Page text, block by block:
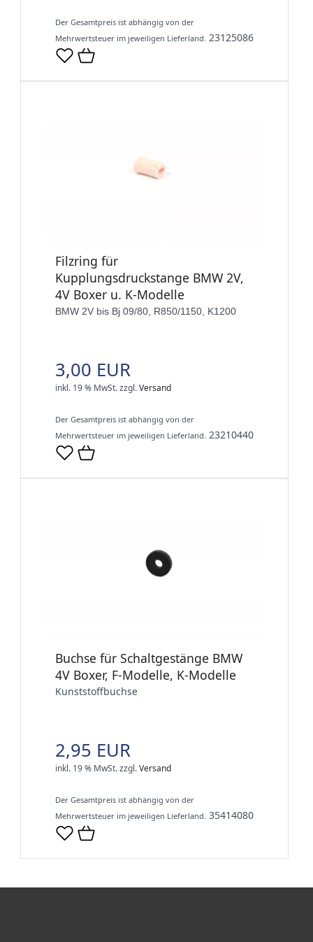
Der Gesamtpreis ist abhängig von der
Mehrwertsteuer im jeweiligen Lieferland. 23125086
Filzring für
Kupplungsdruckstange BMW 2V,
4V Boxer u. K-Modelle
BMW 2V bis Bj 09/80, R850/1150, K1200
3,00 EUR
inkl. 19 % MwSt.zzgl.Versand
Der Gesamtpreis ist abhängig von der
Mehrwertsteuer im jeweiligen Lieferland. 23210440
Buchse für Schaltgestänge BMW
4V Boxer, F-Modelle, K-Modelle
Kunststoffbuchse
2,95 EUR
inkl. 19 % MwSt.zzgl.Versand
Der Gesamtpreis ist abhängig von der
Mehrwertsteuer im jeweiligen Lieferland. 35414080